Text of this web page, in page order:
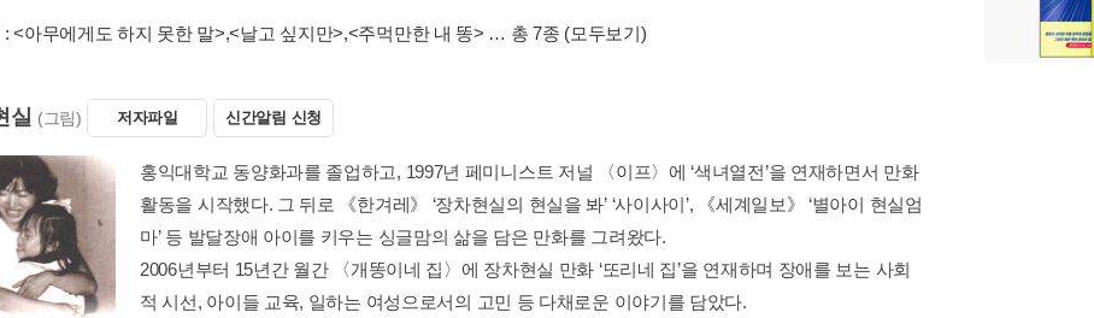
:<아무에게도 하지 못한 말>,<날고 싶지만>,<주먹만한 내 똥> … 총 7종 (모두보기)
실 (그림) 저자파일 신간알림 신청
홍익대학교 동양화과를 졸업하고, 1997년 페미니스트 저널 〈이프〉에 ‘색녀열전’을 연재하면서 만화
활동을 시작했다. 그 뒤로 《한겨레》 ‘장차현실의 현실을 봐’ ‘사이사이’, 《세계일보》 ‘별아이 현실엄
마’ 등 발달장애 아이를 키우는 싱글맘의 삶을 담은 만화를 그려왔다.
2006년부터 15년간 월간 〈개똥이네 집〉에 장차현실 만화 ‘또리네 집’을 연재하며 장애를 보는 사회
적 시선, 아이들 교육, 일하는 여성으로서의 고민 등 다채로운 이야기를 담았다.